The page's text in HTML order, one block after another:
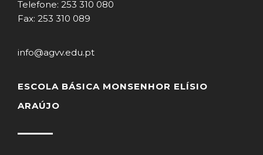
Telefone: 253 310 080
Fax: 253 310 089
info@agvv.edu.pt
ESCOLA BÁSICA MONSENHOR ELÍSIO
ARAÚJO